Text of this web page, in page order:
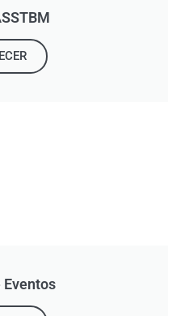
Eventos